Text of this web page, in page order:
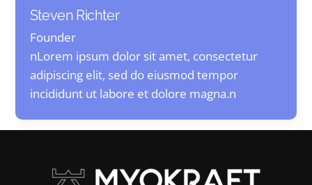
Steven Richter
Founder
nLorem ipsum dolor sit amet, consectetur
adipiscing elit, sed do eiusmod tempor
incididunt ut labore et dolore magna.n